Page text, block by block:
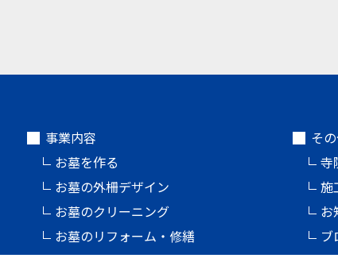
事業内容
お墓を作る
お墓の外柵デザイン
お墓のクリーニング
お墓のリフォーム・修繕
そ
寺
施
お
ブ